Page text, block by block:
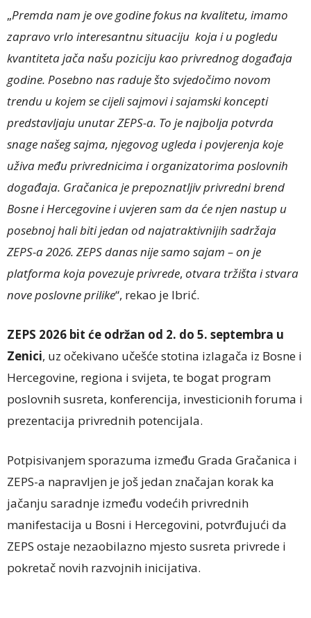
„Premda nam je ove godine fokus na kvalitetu, imamo
zapravo vrlo interesantnu situaciju koja i u pogledu
kvantiteta jača našu poziciju kao privrednog događaja
godine. Posebno nas raduje što svjedočimo novom
trendu u kojem se cijeli sajmovi i sajamski koncepti
predstavljaju unutar ZEPS-a. To je najbolja potvrda
snage našeg sajma, njegovog ugleda i povjerenja koje
uživa među privrednicima i organizatorima poslovnih
događaja. Gračanica je prepoznatljiv privredni brend
Bosne i Hercegovine i uvjeren sam da će njen nastup u
posebnoj hali biti jedan od najatraktivnijih sadržaja
ZEPS-a 2026. ZEPS danas nije samo sajam – on je
platforma koja povezuje privrede, otvara tržišta i stvara
nove poslovne prilike“, rekao je Ibrić.
ZEPS 2026 bit će održan od 2. do 5. septembra u
Zenici, uz očekivano učešće stotina izlagača iz Bosne i
Hercegovine, regiona i svijeta, te bogat program
poslovnih susreta, konferencija, investicionih foruma i
prezentacija privrednih potencijala.
Potpisivanjem sporazuma između Grada Gračanica i
ZEPS-a napravljen je još jedan značajan korak ka
jačanju saradnje između vodećih privrednih
manifestacija u Bosni i Hercegovini, potvrđujući da
ZEPS ostaje nezaobilazno mjesto susreta privrede i
pokretač novih razvojnih inicijativa.